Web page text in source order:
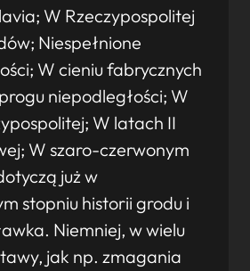
W Rzeczypospolitej
Niespełnione
W cieniu fabrycznych
niepodległości; W
W latach II
W szaro-czerwonym
już w
stopniu historii grodu i
Niemniej, w wielu
jak np. zmagania